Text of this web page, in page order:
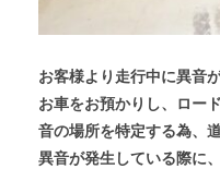
お客様より走行中に異音
お車をお預かりし、ロー
音の場所を特定する為、
異音が発生している際に